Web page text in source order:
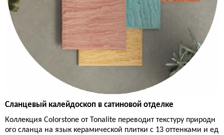
Сланцевый калейдоскоп в сатиновой отделке
Коллекция Colorstone от Tonalite переводит текстуру природн
ого сланца на язык керамической плитки с 13 оттенками и ед